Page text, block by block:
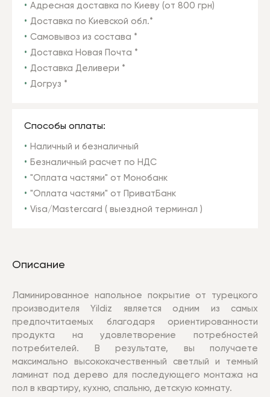
Адресная доставка по Киеву (от 800 грн)
Доставка по Киевской обл.*
Самовывоз из состава *
Доставка Новая Почта *
Доставка Деливери *
Догруз *
Способы оплаты:
Наличный и безналичный
Безналичный расчет по НДС
"Оплата частями" от Монобанк
"Оплата частями" от ПриватБанк
Visa/Mastercard ( выездной терминал )
Описание
Ламинированное напольное покрытие от турецкого
производителя Yildiz является одним из самых
предпочтитаемых благодаря ориентированности
продукта на удовлетворение потребностей
потребителей. В результате, вы получаете
максимально высококачественный светлый и темный
ламинат под дерево для последующего монтажа на
пол в квартиру, кухню, спальню, детскую комнату.